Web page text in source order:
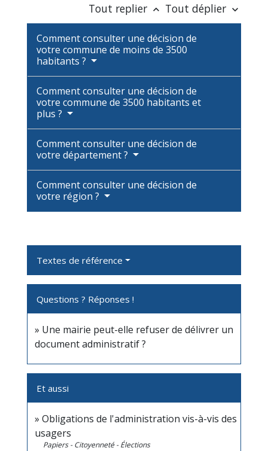
Tout replier keyboard_arrow_up Tout déplier keyboard_arrow_down
Comment consulter une décision de
votre commune de moins de 3500
habitants ?
Comment consulter une décision de
votre commune de 3500 habitants et
plus ?
Comment consulter une décision de
votre département ?
Comment consulter une décision de
votre région ?
Textes de référence
Questions ? Réponses !
Une mairie peut-elle refuser de délivrer un
document administratif ?
Et aussi
Obligations de l'administration vis-à-vis des
usagers
Papiers - Citoyenneté - Élections